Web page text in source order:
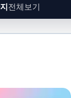
전체보기